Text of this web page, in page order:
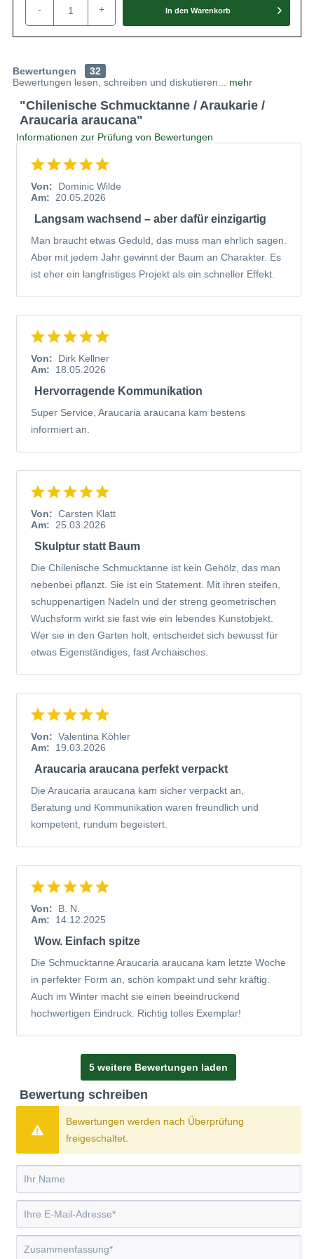
Anblick erfreuen. Der Nadelbaum benötigt an kalten Tagen
Wissenswertes zur Araucaria araucana allgemein
Das Holz der Araucaria gilt als hochwertig und dient zum
Bau von Hausbooten und Brücken oder zur Herstellung
von Furnier. In ihrer Heimat hat die Frucht der
Chilenischen Schmucktanne seit Jahrhunderten eine
gekocht oder geröstet verzehrt. Sie schmecken ähnlich der
- + In den Warenkorb
Bewertungen
32
Bewertungen lesen, schreiben und diskutieren...
mehr
"Chilenische Schmucktanne / Araukarie /
Araucaria araucana"
Informationen zur Prüfung von Bewertungen
Von:
Dominic Wilde
Am:
20.05.2026
Langsam wachsend – aber dafür einzigartig
Man braucht etwas Geduld, das muss man ehrlich sagen.
Aber mit jedem Jahr gewinnt der Baum an Charakter. Es
ist eher ein langfristiges Projekt als ein schneller Effekt.
Von:
Dirk Kellner
Am:
18.05.2026
Hervorragende Kommunikation
Super Service, Araucaria araucana kam bestens
informiert an.
Von: Carsten Klatt
Am:
25.03.2026
Skulptur statt Baum
Die Chilenische Schmucktanne ist kein Gehölz, das man
nebenbei pflanzt. Sie ist ein Statement. Mit ihren steifen,
schuppenartigen Nadeln und der streng geometrischen
Wuchsform wirkt sie fast wie ein lebendes Kunstobjekt.
Wer sie in den Garten holt, entscheidet sich bewusst für
etwas Eigenständiges, fast Archaisches.
Von: Valentina Köhler
Am:
19.03.2026
Araucaria araucana perfekt verpackt
Die Araucaria araucana kam sicher verpackt an,
Beratung und Kommunikation waren freundlich und
kompetent, rundum begeistert.
Von:
B. N.
Am:
14.12.2025
Wow. Einfach spitze
Die Schmucktanne Araucaria araucana kam letzte Woche
in perfekter Form an, schön kompakt und sehr kräftig.
Auch im Winter macht sie einen beeindruckend
hochwertigen Eindruck. Richtig tolles Exemplar!
5 weitere Bewertungen laden
Bewertung schreiben
Bewertungen werden nach Überprüfung
freigeschaltet.